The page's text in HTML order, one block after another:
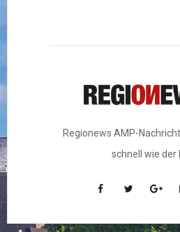
Regionews AMP-
schnell wie der